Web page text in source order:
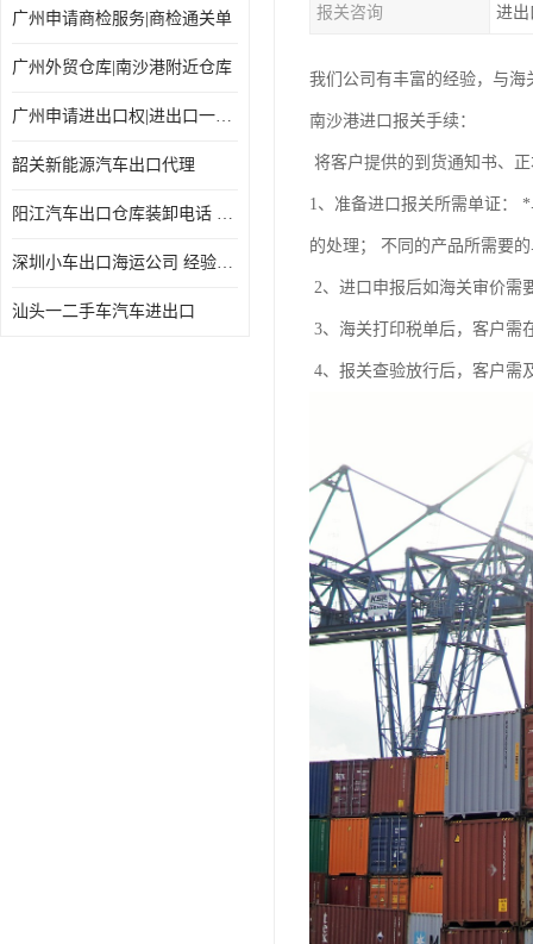
广州申请商检服务|商检通关单
广州外贸仓库|南沙港附近仓库
广州申请进出口权|进出口一站式
韶关新能源汽车出口代理
阳江汽车出口仓库装卸电话 经验丰富
深圳小车出口海运公司 经验丰富
汕头一二手车汽车进出口
报关咨询 进出
我们公司有丰富的经验，与
南沙港进口报关手续：
将客户提供的到货通知书、
1、准备进口报关所需单证：
的处理； 不同的产品所需要
2、进口申报后如海关审价需
3、海关打印税单后，客户需
4、报关查验放行后，客户需